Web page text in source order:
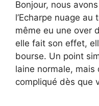
Bonjour, nous
l’Echarpe nuage au
même eu une over
elle fait son effet,
bourse. Un point
laine normale,
compliqué dès que